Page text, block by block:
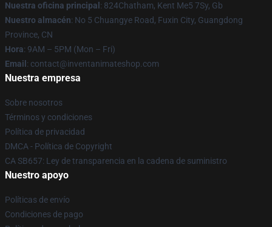
Nuestra oficina principal : 824Chatham, Kent Me5 7Sy, Gb
Nuestro almacén: No 5 Chuangye Road, Fuxin City, Guangdong
Province, CN
Hora: 9AM – 5PM (Mon – Fri)
Email : contact@inventanimateshop.com
Nuestra empresa
Sobre nosotros
Términos y condiciones
Política de privacidad
DMCA - Política de Copyright
CA SB657: Ley de transparencia en la cadena de suministro
Nuestro apoyo
Políticas de envío
Condiciones de pago